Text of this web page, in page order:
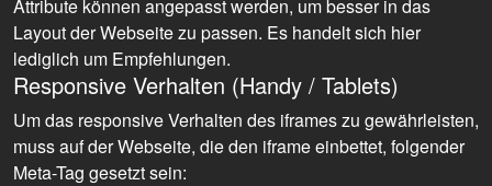
Attribute können angepasst werden, um besser in das
Layout der Webseite zu passen. Es handelt sich hier
lediglich um Empfehlungen.
Responsive Verhalten (Handy / Tablets)
Um das responsive Verhalten des iframes zu gewährleisten,
muss auf der Webseite, die den iframe einbettet, folgender
Meta-Tag gesetzt sein: